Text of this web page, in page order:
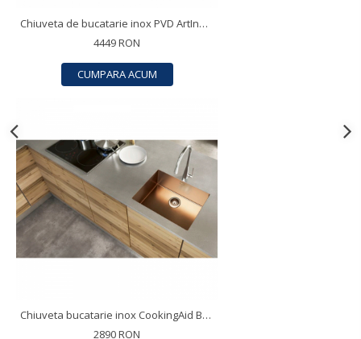
Chiuveta de bucatarie inox PVD ArtInox Titanium 74 gold, culoare aurie
4449 RON
CUMPARA ACUM
Chiuveta bucatarie inox CookingAid BOX LUX 50 COPPER culoare cupru
2890 RON